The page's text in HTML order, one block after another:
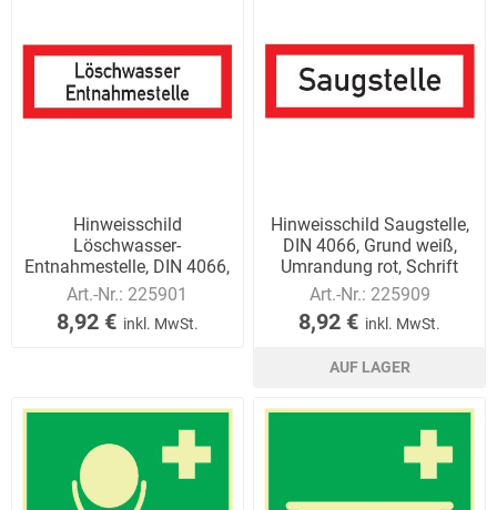
Hinweisschild
Löschwasser-
Entnahmestelle, DIN 4066,
Grund weiß, Umrandung
Art.-Nr.: 225901
8,92 € inkl. MwSt.
Hinweisschild Saugstelle,
DIN 4066, Grund weiß,
Umrandung rot, Schrift
schwarz.
Art.-Nr.: 225909
8,92 € inkl. MwSt.
AUF LAGER